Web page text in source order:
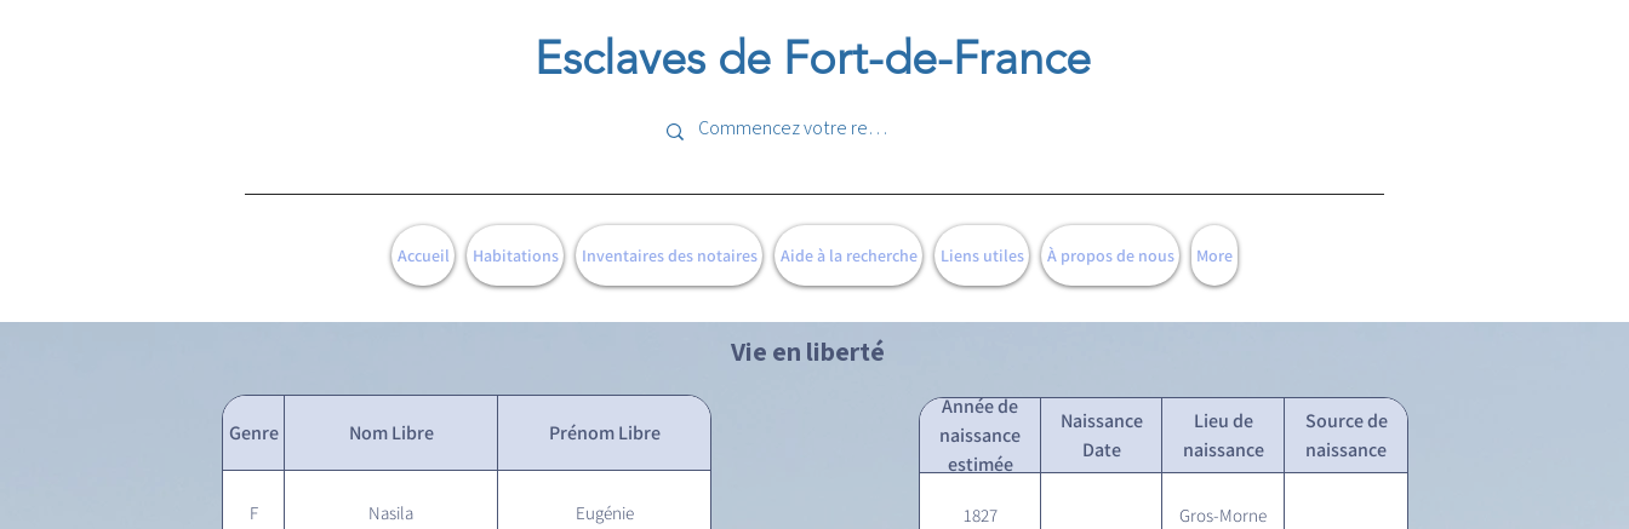
Esclaves de Fort-de-France
Accueil Habitations Inventaires des notaires Aide à la recherche Liens utiles À propos de nous More
Vie en liberté
Genre Nom Libre Prénom Libre
F Nasila Eugénie
Année de
naissance
estimée
Naissance
Date
Lieu de
naissance
Source de
naissance
1827 Gros-Morne